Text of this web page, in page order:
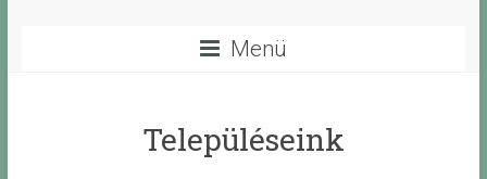
Menü
Településeink